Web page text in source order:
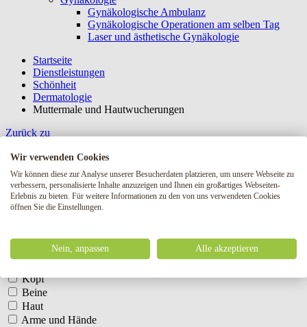
Gynäkologische Ambulanz
Gynäkologische Operationen am selben Tag
Laser und ästhetische Gynäkologie
Startseite
Dienstleistungen
Schönheit
Dermatologie
Muttermale und Hautwucherungen
Zurück zu
Muttermale und Hautwucherungen
Andere Filter
Körperteile
Körperteile
Ganzer Körper
Kopf
Beine
Haut
Arme und Hände
Wir verwenden Cookies
Wir können diese zur Analyse unserer Besucherdaten platzieren, um unsere Webseite zu
verbessern, personalisierte Inhalte anzuzeigen und Ihnen ein großartiges Webseiten-
Erlebnis zu bieten. Für weitere Informationen zu den von uns verwendeten Cookies
öffnen Sie die Einstellungen.
Nein, anpassen Alle akzeptieren